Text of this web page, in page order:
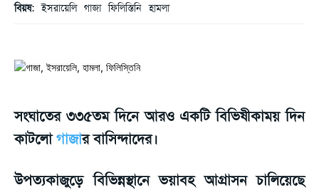
বিয়ষ: ইসরায়েলি গাজা ফিলিস্তিনি হামলা
সংঘাতের ৩৩৫তম দিনে আরও একটি বিভিষীকাময় দিন
কাটলোগাজার বাসিন্দাদের।
উপত্যকাজুড়ে বিভিন্নস্থানে ভয়াবহ আগ্রাসন চালিয়েছে